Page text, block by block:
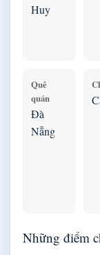
Huy
Quê
quán
Đà
Nẵng
Những điểm